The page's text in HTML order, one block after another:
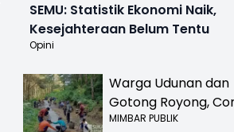
SEMU: Statistik Ekonomi Naik,
Kesejahteraan Belum Tentu
Opini
Warga Udunan dan
Gotong Royong,
Jalan Hancur di
MIMBAR PUBLIK